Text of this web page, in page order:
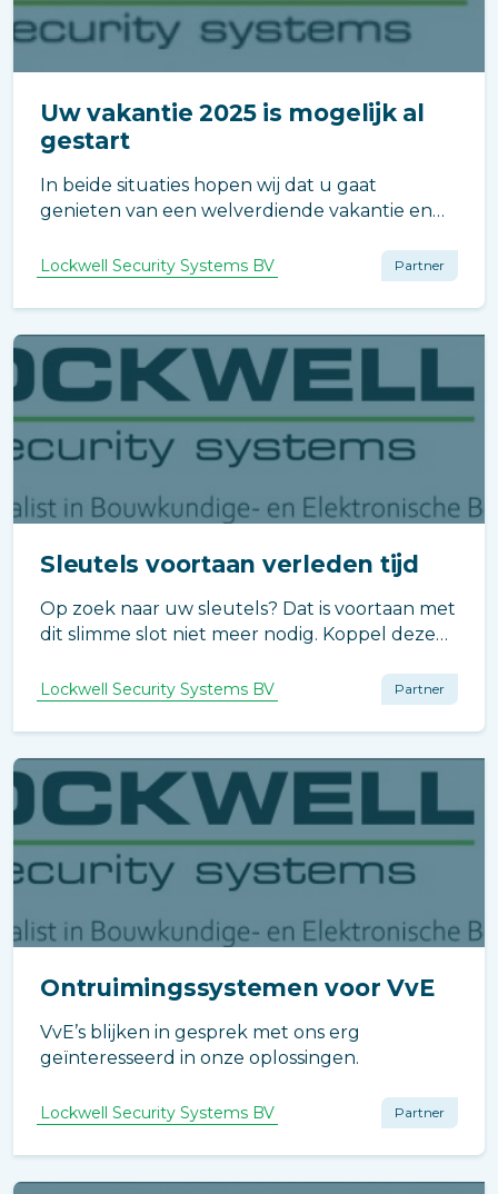
Uw vakantie 2025 is mogelijk al
gestart
In beide situaties hopen wij dat u gaat
genieten van een welverdiende vakantie en
weer thuis komt.
Lockwell Security Systems BV Partner
Sleutels voortaan verleden tijd
Op zoek naar uw sleutels? Dat is voortaan met
dit slimme slot niet meer nodig. Koppel deze
en ontgrendel deuren/kasten met een
eenvoudig ‘tikje’ op uw smartphone of
smartwatch.
Lockwell Security Systems BV Partner
Ontruimingssystemen voor VvE
VvE’s blijken in gesprek met ons erg
geïnteresseerd in onze oplossingen.
Lockwell Security Systems BV Partner